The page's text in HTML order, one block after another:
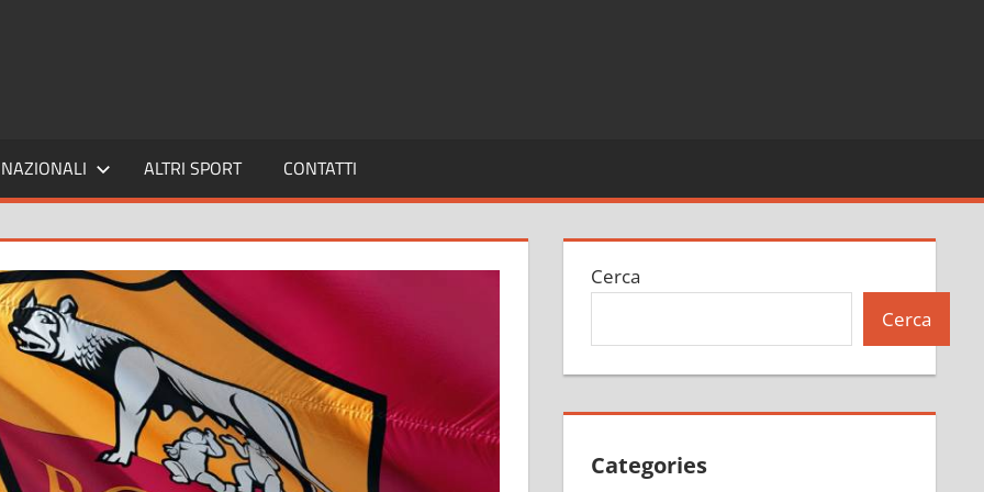
NAZIONALI ALTRI SPORT CONTATTI
Cerca
Cerca
Categories